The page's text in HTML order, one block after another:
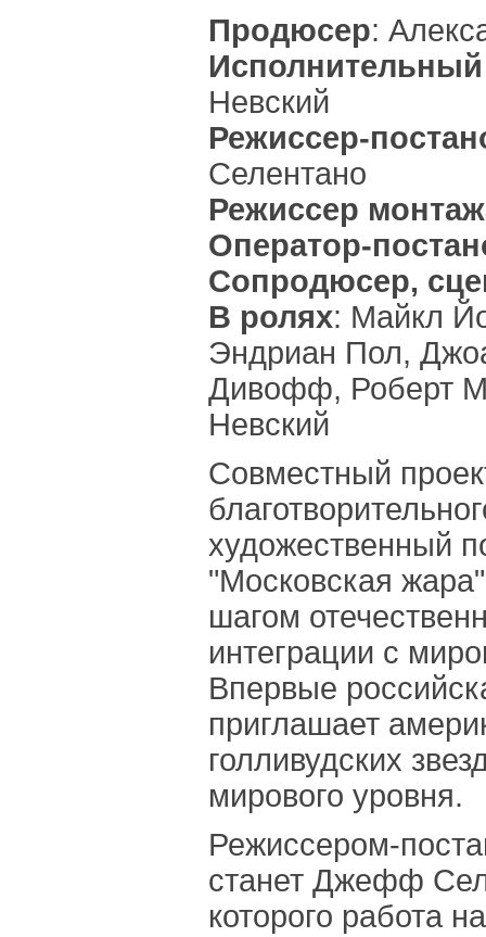
Продюсер:
Невский
Режиссер-
Селентано
Режиссер
Оператор-
Сопродюсер,
В ролях: Майкл
Эндриан Пол,
Дивофф, Роберт
Невский
Совместный
художественный
"Московская
шагом
интеграции с
Впервые
приглашает
голливудских
мирового уровня.
Режиссером-
станет Джефф
которого работа